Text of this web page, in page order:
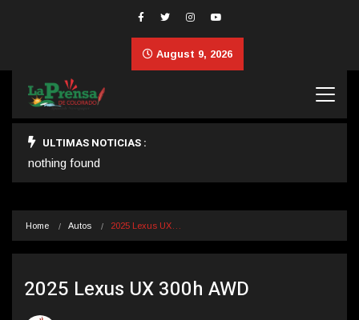
August 9, 2026
ULTIMAS NOTICIAS :
nothing found
Home Autos 2025 Lexus UX…
2025 Lexus UX 300h AWD